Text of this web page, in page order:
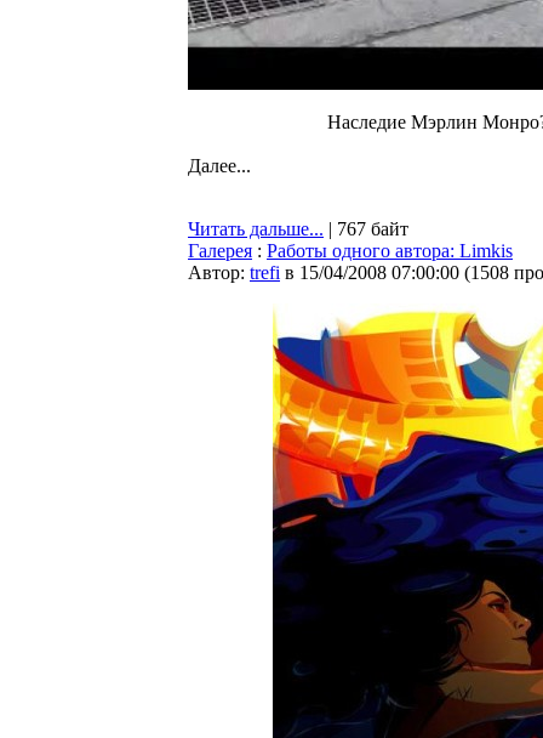
Наследие Мэрлин
Далее...
Читать дальше... | 767 байт
Галерея : Работы одного автора: Limkis
Автор: trefi в 15/04/2008 07:00:00 (1508